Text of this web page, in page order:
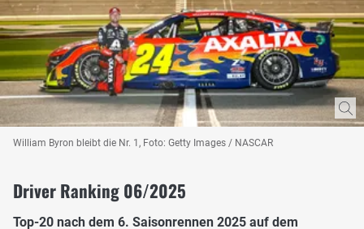
William Byron bleibt die Nr. 1, Foto: Getty Images / NASCAR
Driver Ranking 06/2025
Top-20 nach dem 6. Saisonrennen 2025 auf dem